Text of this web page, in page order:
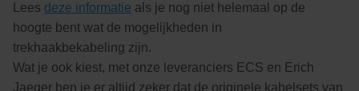
Lees deze informatie als je nog niet helemaal op de
hoogte bent wat de mogelijkheden in
trekhaakbekabeling zijn.
Wat je ook kiest, met onze leveranciers ECS en Erich
Jaeger ben je er altijd zeker dat de originele kabelsets van